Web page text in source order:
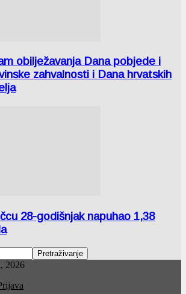
obilježavanja Dana pobjede i
zahvalnosti i Dana hrvatskih
28-godišnjak napuhao 1,38
2026